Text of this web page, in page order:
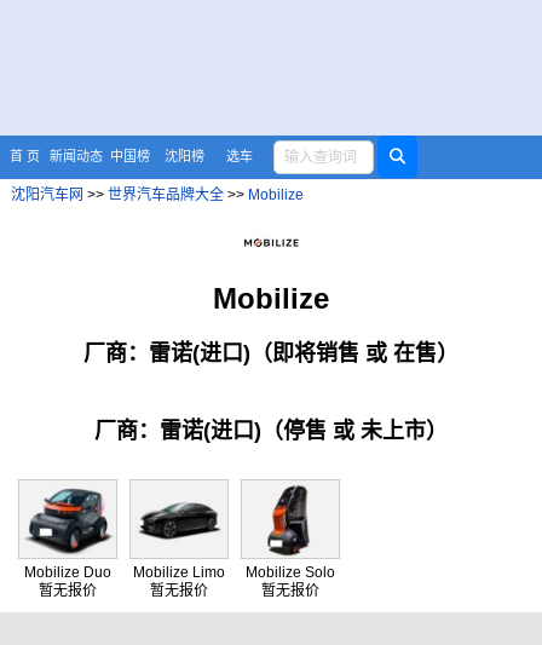
首 页 新闻动态 中国榜 沈阳榜 选车
沈阳汽车网 >> 世界汽车品牌大全>> Mobilize
Mobilize
厂商：雷诺(进口)（即将销售 或 在售）
厂商：雷诺(进口)（停售 或 未上市）
Mobilize Duo
暂无报价
Mobilize Limo
暂无报价
Mobilize Solo
暂无报价